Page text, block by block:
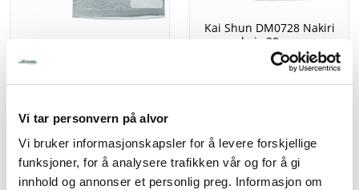
Vi tar personvern på alvor
Vi bruker informasjonskapsler for å levere forskjellige
funksjoner, for å analysere trafikken vår og for å gi
innhold og annonser et personlig preg. Informasjon om
Kai Shun DM0728 Nakiri
kniv 20cm.
3.125,00